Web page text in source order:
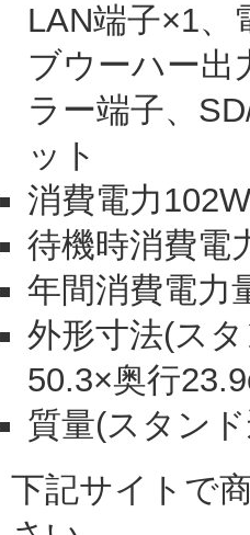
LAN端子×1、
ブウーハー出
ラー端子、
ット
消費電力102W
待機時消費電
年間消費電力
外形寸法(ス
50.3×奥行
質量(スタン
下記サイトで